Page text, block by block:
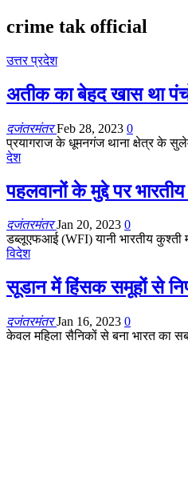
crime tak official
उत्तर प्रदेश
अतीक का बेहद खास था
दजंतरमंतरFeb 28, 2023 0
प्रयागराज के धूमनगंज थाना क्षेत्र के
देश
पहलवानों के मुद्दे पर
दजंतरमंतरJan 20, 2023 0
डब्लूएफआई (WFI) यानी भारतीय
विदेश
सूडान में हिंसक समूहों से
दजंतरमंतरJan 16, 2023 0
केवल महिला सैनिकों से बना भारत का